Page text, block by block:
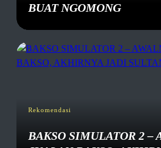
BUAT NGOMONG
Rekomendasi
BAKSO SIMULATOR 2 –